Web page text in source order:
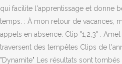
qui facilite l'apprentissage et donne
temps. : À mon retour de vacances,
appels en absence. Clip "1,2,3" :
traversent des tempêtes Clips de
"Dynamite" Les résultats sont